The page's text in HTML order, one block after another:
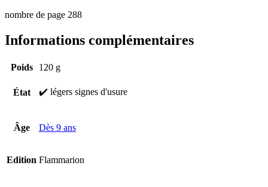
nombre de page 288
Informations complémentaires
Poids 120 g
État ✔️ légers signes d'usure
Âge Dès 9 ans
Edition Flammarion